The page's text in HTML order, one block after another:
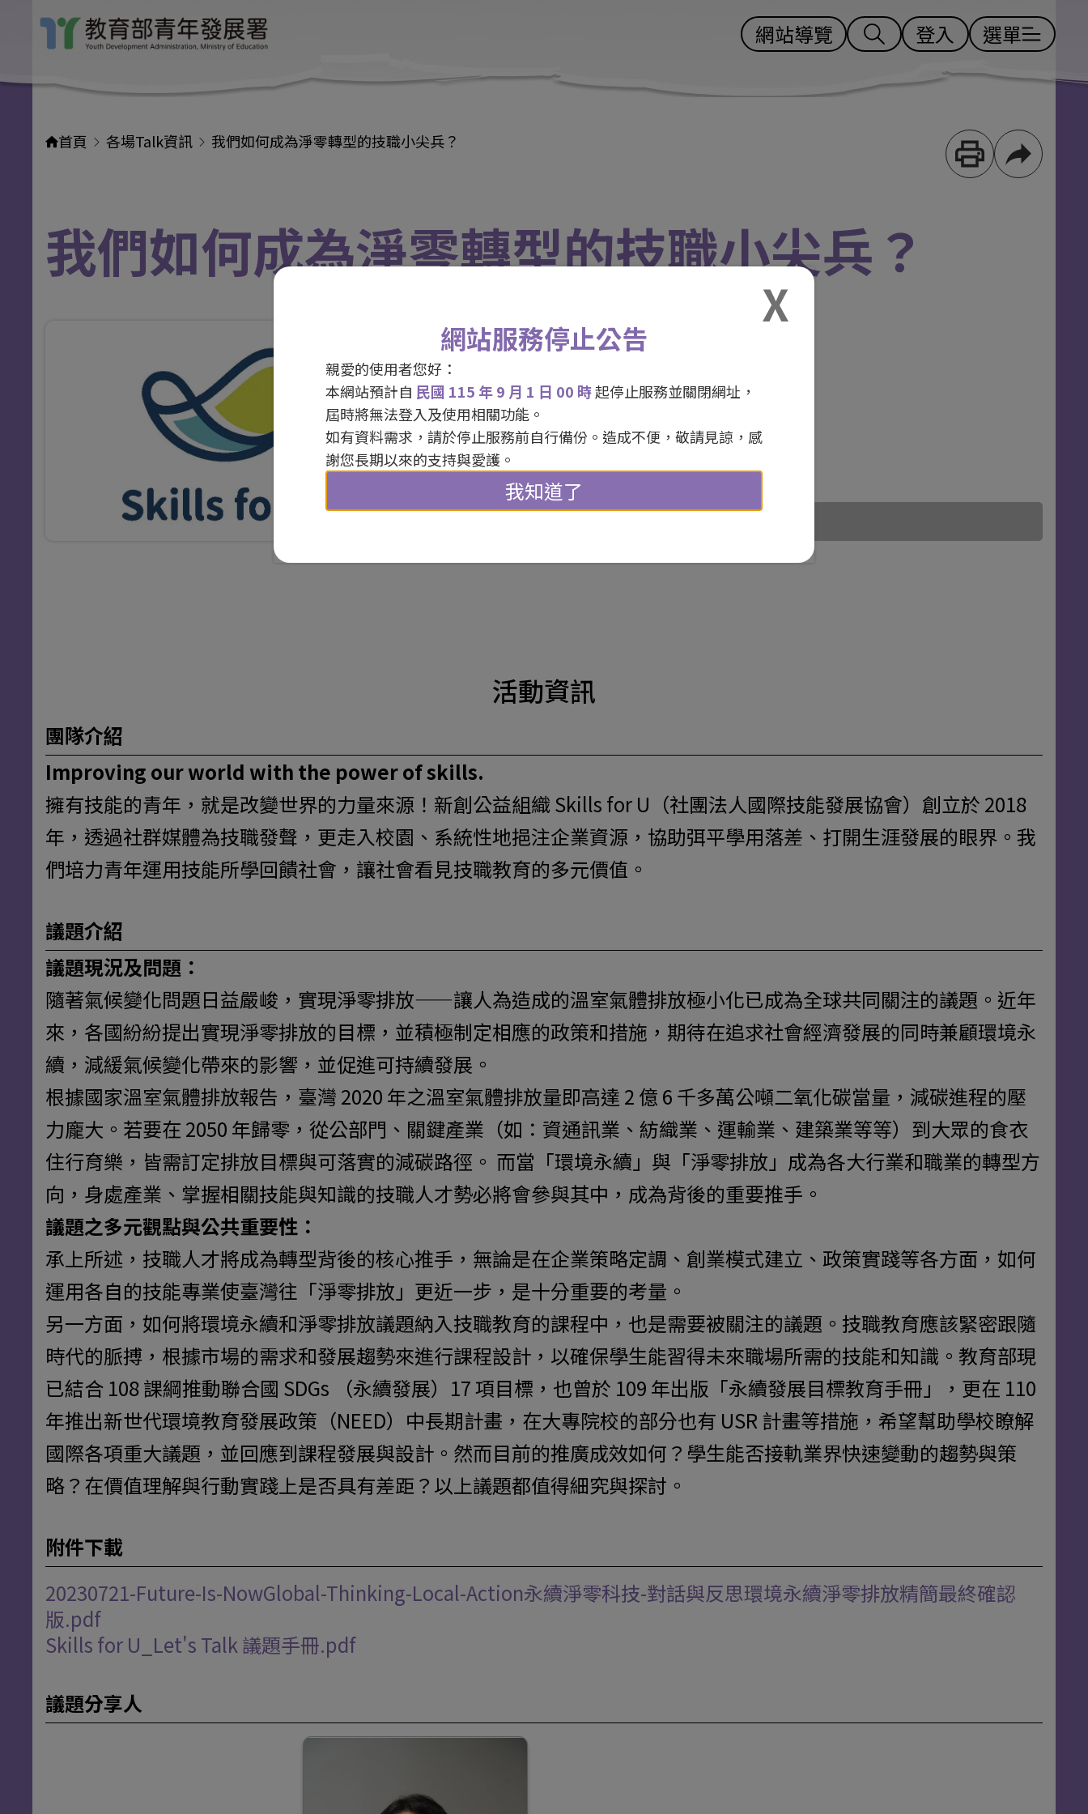
網站導覽 登入 選單
網站服務停止公告
親愛的使用者您好：
本網站預計自 民國 115 年 9 月 1 日 00 時起停止服務並關閉網址，
屆時將無法登入及使用相關功能。
如有資料需求，請於停止服務前自行備份。造成不便，敬請見諒，感
謝您長期以來的支持與愛護。
我知道了
首頁 各場Talk資訊 我們如何成為淨零轉型的技職小尖兵？
我們如何成為淨零轉型的技職小尖兵？
活動日期 / 112年07月20日 10:00 ~ 17:00
活動地點 / 台灣科技大學 研揚大樓 TR829教室
團隊名稱 / Skills for U
活動人數 / 30 人
活動資訊
團隊介紹
Improving our world with the power of skills.
擁有技能的青年，就是改變世界的力量來源！新創公益組織 Skills for U（社團法人國際技能發展協會）創立於 2018
年，透過社群媒體為技職發聲，更走入校園、系統性地挹注企業資源，協助弭平學用落差、打開生涯發展的眼界。我
們培力青年運用技能所學回饋社會，讓社會看見技職教育的多元價值。
議題介紹
議題現況及問題：
隨著氣候變化問題日益嚴峻，實現淨零排放——讓人為造成的溫室氣體排放極小化已成為全球共同關注的議題。近年
來，各國紛紛提出實現淨零排放的目標，並積極制定相應的政策和措施，期待在追求社會經濟發展的同時兼顧環境永
續，減緩氣候變化帶來的影響，並促進可持續發展。
根據國家溫室氣體排放報告，臺灣 2020 年之溫室氣體排放量即高達 2 億 6 千多萬公噸二氧化碳當量，減碳進程的壓
力龐大。若要在 2050 年歸零，從公部門、關鍵產業（如：資通訊業、紡織業、運輸業、建築業等等）到大眾的食衣
住行育樂，皆需訂定排放目標與可落實的減碳路徑。 而當「環境永續」與「淨零排放」成為各大行業和職業的轉型方
向，身處產業、掌握相關技能與知識的技職人才勢必將會參與其中，成為背後的重要推手。
議題之多元觀點與公共重要性：
承上所述，技職人才將成為轉型背後的核心推手，無論是在企業策略定調、創業模式建立、政策實踐等各方面，如何
運用各自的技能專業使臺灣往「淨零排放」更近一步，是十分重要的考量。
另一方面，如何將環境永續和淨零排放議題納入技職教育的課程中，也是需要被關注的議題。技職教育應該緊密跟隨
時代的脈搏，根據市場的需求和發展趨勢來進行課程設計，以確保學生能習得未來職場所需的技能和知識。教育部現
已結合 108 課綱推動聯合國 SDGs （永續發展）17 項目標，也曾於 109 年出版「永續發展目標教育手冊」，更在 110
年推出新世代環境教育發展政策（NEED）中長期計畫，在大專院校的部分也有 USR 計畫等措施，希望幫助學校瞭解
國際各項重大議題，並回應到課程發展與設計。然而目前的推廣成效如何？學生能否接軌業界快速變動的趨勢與策
略？在價值理解與行動實踐上是否具有差距？以上議題都值得細究與探討。
附件下載
20230721-Future-Is-NowGlobal-Thinking-Local-Action永續淨零科技-對話與反思環境永續淨零排放精簡最終確認
版.pdf
Skills for U_Let's Talk 議題手冊.pdf
議題分享人